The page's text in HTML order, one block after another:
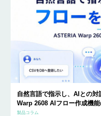
自然言語で指示し、AIとの
Warp 2608 AIフロー作成機
製品コラム